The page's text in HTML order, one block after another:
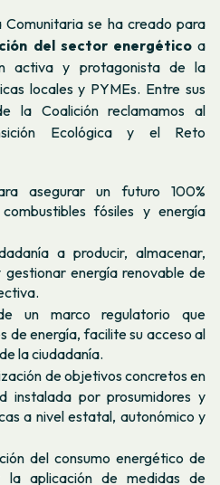
Comunitaria se ha creado para
del sector energéticoa
activa y protagonista de la
locales y PYMEs. Entre sus
la Coalición reclamamos al
Ecológica y el Reto
asegurar un futuro 100%
fósiles y energía
a producir, almacenar,
energía renovable de
un marco regulatorio que
de energía, facilite su acceso al
la ciudadanía.
de objetivos concretos en
instalada por prosumidores y
a nivel estatal, autonómico y
del consumo energético de
aplicación de medidas de